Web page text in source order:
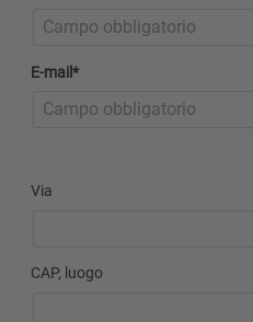
E-mail*
Via
CAP, luogo